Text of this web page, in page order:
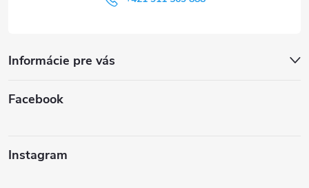
Informácie pre vás
Facebook
Instagram